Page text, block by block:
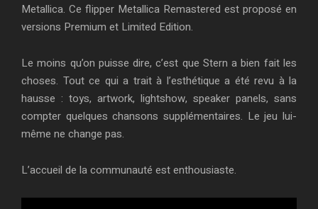
Metallica. Ce flipper Metallica Remastered est proposé en
versions Premium et Limited Edition.
Le moins qu’on puisse dire, c’est que Stern a bien fait les
choses. Tout ce qui a trait à l’esthétique a été revu à la
hausse : toys, artwork, lightshow, speaker panels, sans
compter quelques chansons supplémentaires. Le jeu lui-
même ne change pas.
L’accueil de la communauté est enthousiaste.